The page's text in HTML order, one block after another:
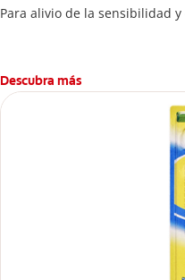
Para alivio de la sensibilidad
Descubra más